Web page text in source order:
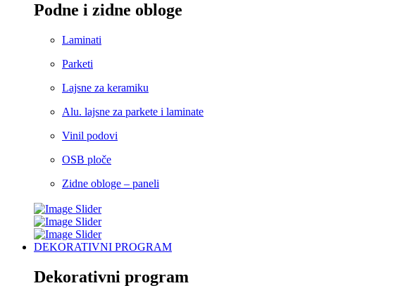
Podne i zidne obloge
Laminati
Parketi
Lajsne za keramiku
Alu. lajsne za parkete i laminate
Vinil podovi
OSB ploče
Zidne obloge – paneli
DEKORATIVNI PROGRAM
Dekorativni program